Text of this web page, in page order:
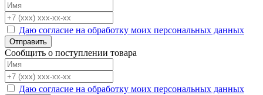
Даю согласие на обработку моих персональных данных
Отправить
Сообщить о поступлении товара
Даю согласие на обработку моих персональных данных